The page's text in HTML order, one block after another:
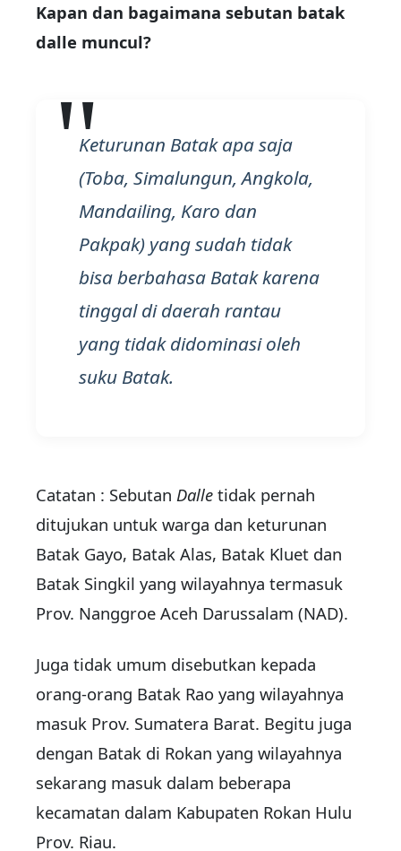
Kapan dan bagaimana sebutan batak
dalle muncul?
Keturunan Batak apa saja
(Toba, Simalungun, Angkola,
Mandailing, Karo dan
Pakpak) yang sudah tidak
bisa berbahasa Batak karena
tinggal di daerah rantau
yang tidak didominasi oleh
suku Batak.
Catatan : Sebutan Dalle tidak pernah
ditujukan untuk warga dan keturunan
Batak Gayo, Batak Alas, Batak Kluet dan
Batak Singkil yang wilayahnya termasuk
Prov. Nanggroe Aceh Darussalam (NAD).
Juga tidak umum disebutkan kepada
orang-orang Batak Rao yang wilayahnya
masuk Prov. Sumatera Barat. Begitu juga
dengan Batak di Rokan yang wilayahnya
sekarang masuk dalam beberapa
kecamatan dalam Kabupaten Rokan Hulu
Prov. Riau.